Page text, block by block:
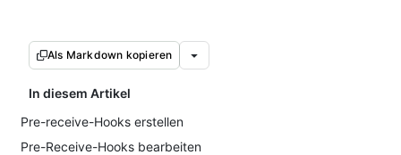
Als Markdown kopieren
In diesem Artikel
Pre-receive-Hooks erstellen
Pre-Receive-Hooks bearbeiten